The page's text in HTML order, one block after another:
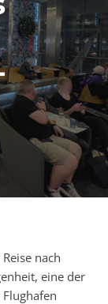
nach
eine der